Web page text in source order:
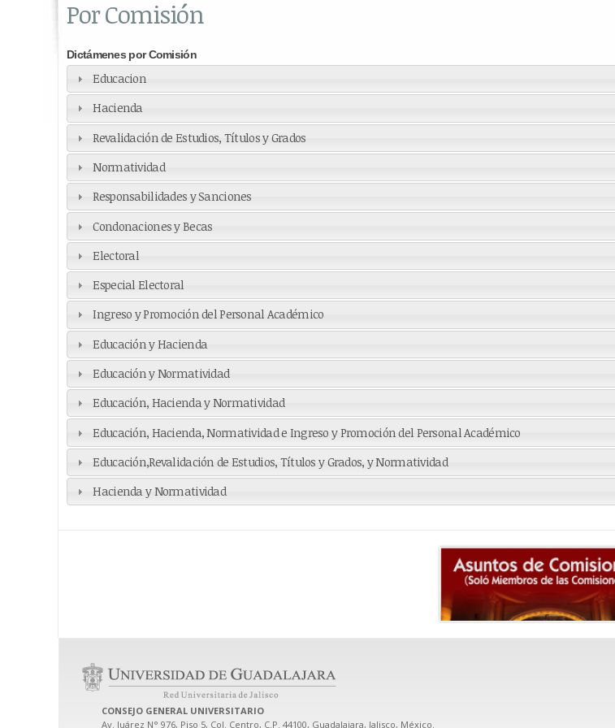
Por Comisión
Dictámenes por Comisión
Educacion
Hacienda
Revalidación de Estudios, Títulos y Grados
Normatividad
Responsabilidades y Sanciones
Condonaciones y Becas
Electoral
Especial Electoral
Ingreso y Promoción del Personal Académico
Educación y Hacienda
Educación y Normatividad
Educación, Hacienda y Normatividad
Educación, Hacienda, Normatividad e Ingreso y Promoción del Personal Académico
Educación,Revalidación de Estudios, Títulos y Grados, y Normatividad
Hacienda y Normatividad
CONSEJO GENERAL UNIVERSITARIO
Av. Juárez N° 976, Piso 5, Col. Centro, C.P. 44100, Guadalajara, Jalisco, México.